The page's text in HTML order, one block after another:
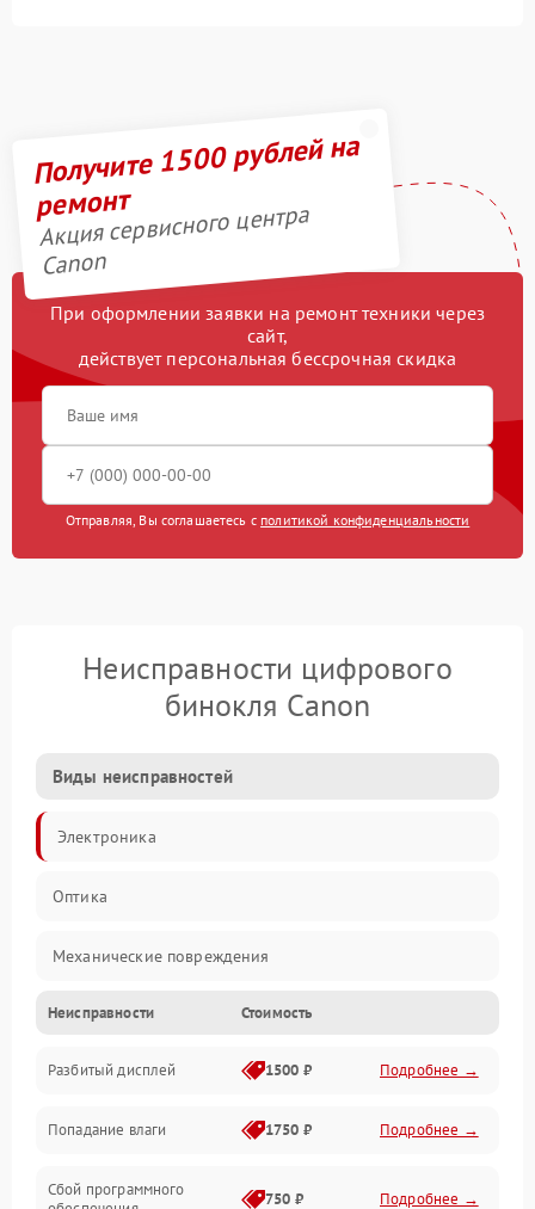
Получите 1500 рублей на
ремонт
Акция сервисного центра
Canon
При оформлении заявки на ремонт техники через
сайт,
действует персональная бессрочная скидка
Отправляя, Вы соглашаетесь с политикой конфиденциальности
Неисправности цифрового
бинокля Canon
Виды неисправностей
Электроника
Оптика
Механические повреждения
Видео
Механика
Управление
Электропитание
Неисправности Стоимость
Разбитый дисплей 1500 ₽ Подробнее →
Попадание влаги 1750 ₽ Подробнее →
Сбой программного
750 ₽ Подробнее →